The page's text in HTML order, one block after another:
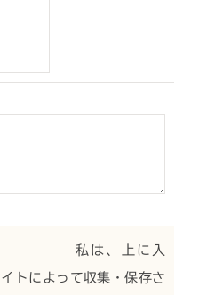
私は、上に入
トによって収集・保存さ